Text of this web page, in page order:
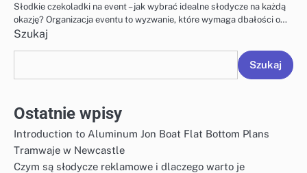
Słodkie czekoladki na event – jak wybrać idealne słodycze na każdą
okazję? Organizacja eventu to wyzwanie, które wymaga dbałości o…
Szukaj
Szukaj
Ostatnie wpisy
Introduction to Aluminum Jon Boat Flat Bottom Plans
Tramwaje w Newcastle
Czym są słodycze reklamowe i dlaczego warto je